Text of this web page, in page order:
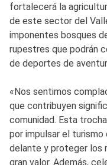
fortalecerá la
de este sector del
imponentes bosques
rupestres que podrán
de deportes de
«Nos sentimos
que contribuyen
comunidad. Esta
por impulsar el
delante y proteger los
gran valor. Además,